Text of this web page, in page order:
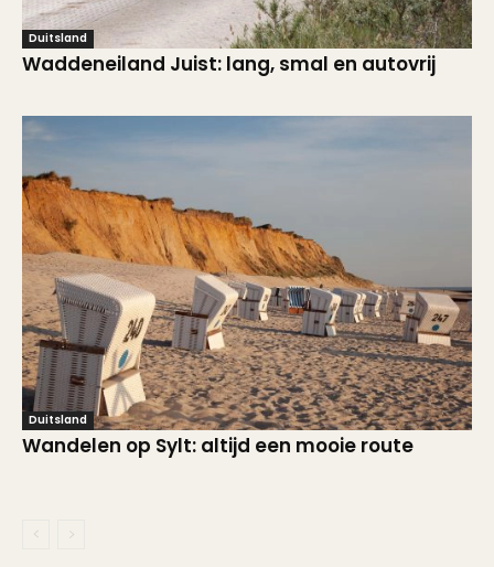
Duitsland
Waddeneiland Juist: lang, smal en autovrij
Duitsland
Wandelen op Sylt: altijd een mooie route